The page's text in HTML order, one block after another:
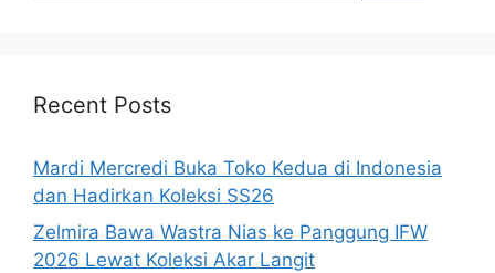
Recent Posts
Mardi Mercredi Buka Toko Kedua di Indonesia
dan Hadirkan Koleksi SS26
Zelmira Bawa Wastra Nias ke Panggung IFW
2026 Lewat Koleksi Akar Langit